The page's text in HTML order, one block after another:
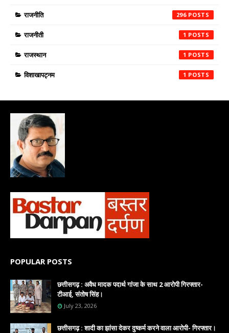
राजनीति 296
राजनीती 1
राजस्थान 1
विशाखापट्नम 1
POPULAR POSTS
छत्तीसगढ़ : अवैध मादक पदार्थ गांजा के साथ 2 आरोपी गिरफ्तार-
टीआई, संतोष सिंह।
July 23, 2026
छत्तीसगढ़ : शादी का झांसा देकर दुष्कर्म करने वाला आरोपी- गिरफ्तार।